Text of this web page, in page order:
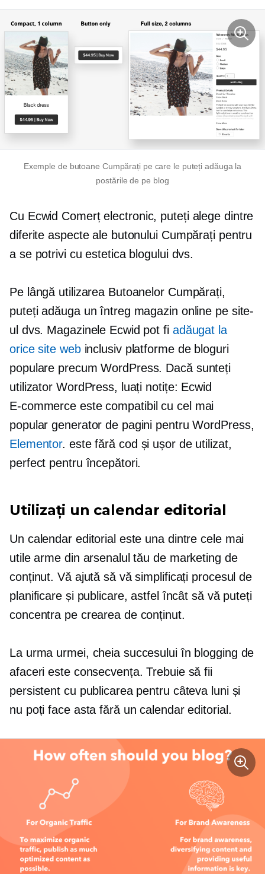
Exemple de butoane Cumpărați pe care le puteți adăuga la
postările de pe blog
Cu Ecwid Comerț electronic, puteți alege dintre
diferite aspecte ale butonului Cumpărați pentru
a se potrivi cu estetica blogului dvs.
Pe lângă utilizarea Butoanelor Cumpărați,
puteți adăuga un întreg magazin online pe site-
ul dvs. Magazinele Ecwid pot fi adăugat la
orice site webinclusiv platforme de bloguri
populare precum WordPress. Dacă sunteți
utilizator WordPress, luați notițe: Ecwid
E-commerce este compatibil cu cel mai
popular generator de pagini pentru WordPress,
Elementor. estefără cod și ușor de utilizat,
perfect pentru începători.
Utilizați un calendar editorial
Un calendar editorial este una dintre cele mai
utile arme din arsenalul tău de marketing de
conținut. Vă ajută să vă simplificați procesul de
planificare și publicare, astfel încât să vă puteți
concentra pe crearea de conținut.
La urma urmei, cheia succesului în blogging de
afaceri este consecvența. Trebuie să fii
persistent cu publicarea pentru câteva luni și
nu poți face asta fără un calendar editorial.